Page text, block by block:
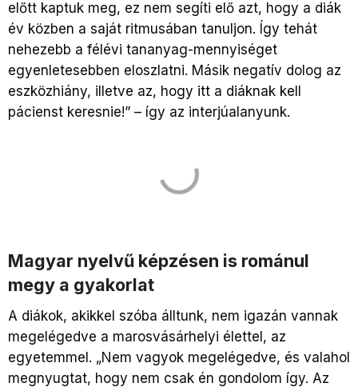
előtt kaptuk meg, ez nem segíti elő azt, hogy a diák
év közben a saját ritmusában tanuljon. Így tehát
nehezebb a félévi tananyag-mennyiséget
egyenletesebben eloszlatni. Másik negatív dolog az
eszközhiány, illetve az, hogy itt a diáknak kell
pácienst keresnie!” – így az interjúalanyunk.
Magyar nyelvű képzésen is románul
megy a gyakorlat
A diákok, akikkel szóba álltunk, nem igazán vannak
megelégedve a marosvásárhelyi élettel, az
egyetemmel. „Nem vagyok megelégedve, és valahol
megnyugtat, hogy nem csak én gondolom így. Az